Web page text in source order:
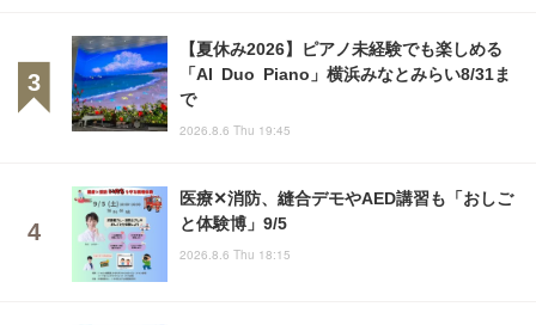
【夏休み2026】ピアノ未経験でも楽しめる
「AI Duo Piano」横浜みなとみらい8/31ま
で
2026.8.6 Thu 19:45
医療✕消防、縫合デモやAED講習も「おしご
と体験博」9/5
2026.8.6 Thu 18:15